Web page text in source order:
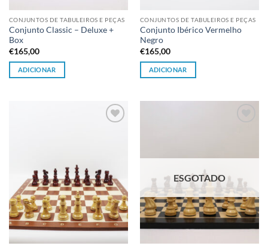
CONJUNTOS DE TABULEIROS E PEÇAS
Conjunto Classic – Deluxe +
Box
€165,00
ADICIONAR
CONJUNTOS DE TABULEIROS E PEÇAS
Conjunto Ibérico Vermelho
Negro
€165,00
ADICIONAR
ESGOTADO